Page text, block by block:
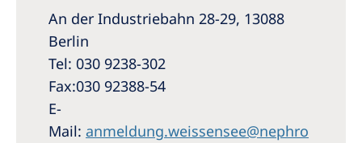
An der Industriebahn 28-29, 13088
Berlin
Tel: 030 9238-302
Fax:030 92388-54
E-
Mail: anmeldung.weissensee@nephro